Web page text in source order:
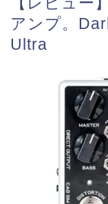
アンプ。
Ultra